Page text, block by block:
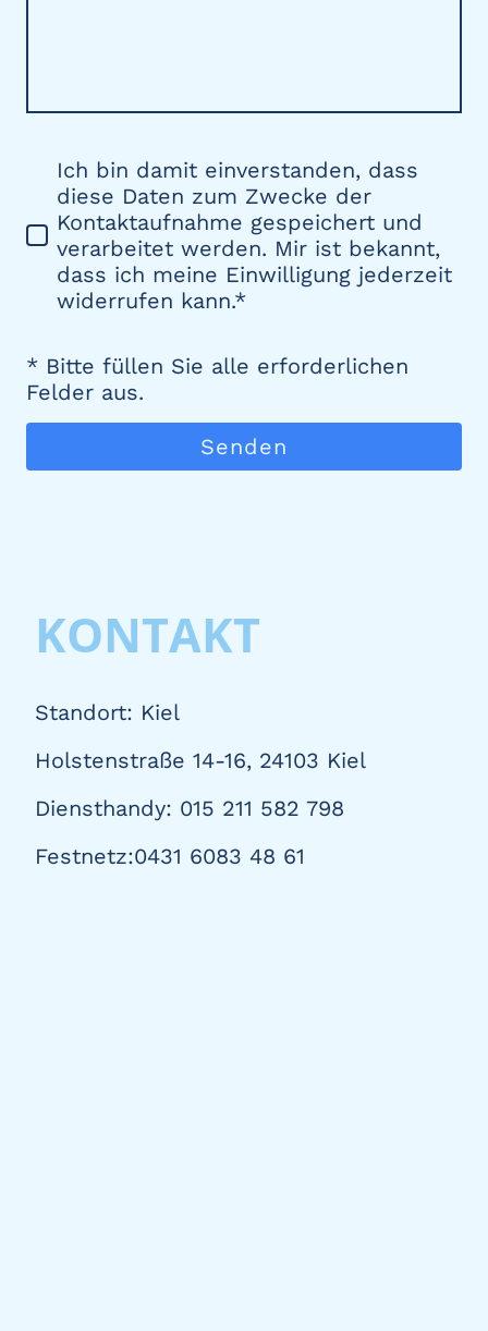
Ich bin damit einverstanden, dass
diese Daten zum Zwecke der
Kontaktaufnahme gespeichert und
verarbeitet werden. Mir ist bekannt,
dass ich meine Einwilligung jederzeit
widerrufen kann.*
* Bitte füllen Sie alle erforderlichen
Felder aus.
Senden
KONTAKT
Standort: Kiel
Holstenstraße 14-16, 24103 Kiel
Diensthandy: 015 211 582 798
Festnetz:0431 6083 48 61